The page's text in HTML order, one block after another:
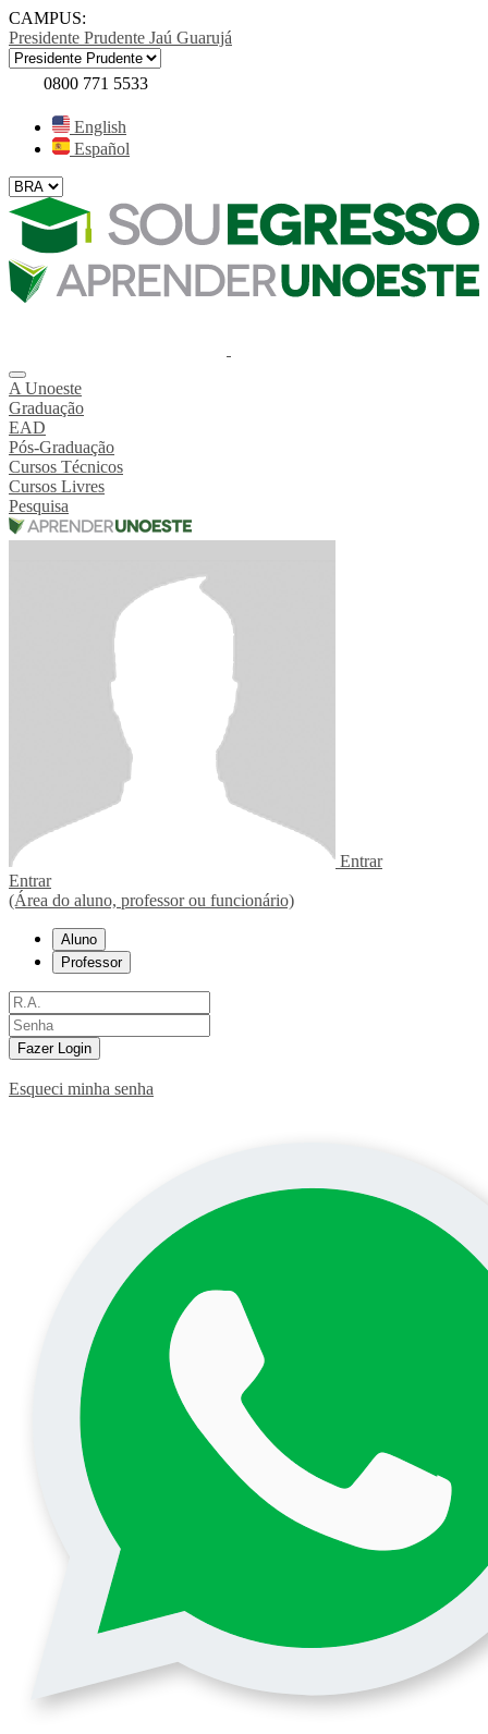
CAMPUS:
Presidente Prudente Jaú Guarujá
0800 771 5533
English
Español
A Unoeste
Graduação
EAD
Pós-Graduação
Cursos Técnicos
Cursos Livres
Pesquisa
Entrar
Entrar
(Área do aluno, professor ou funcionário)
Aluno
Professor
Fazer Login
Esqueci minha senha